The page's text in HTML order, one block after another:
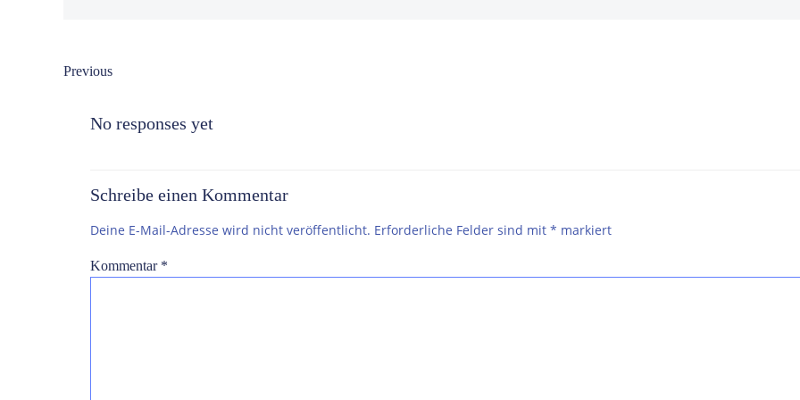
Post
navigation
Previous
No responses yet
Schreibe einen Kommentar
Deine E-Mail-Adresse wird nicht veröffentlicht. Erforderliche Felder sind mit * markiert
Kommentar *